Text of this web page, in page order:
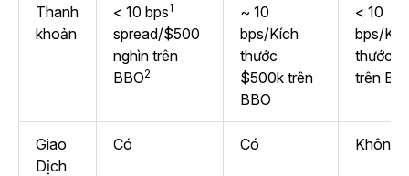
Thanh
khoản
< 10 bps1
spread/$500
nghìn trên
BBO2
~ 10
bps/Kích
thước
$500k trên
BBO
< 10
bps/
thước
trên
Giao
Dịch
Có Có Không